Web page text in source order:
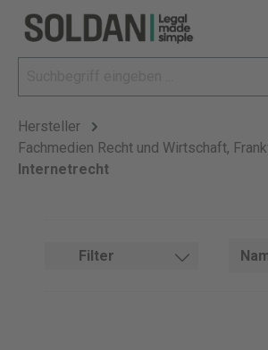
Hersteller
Fachmedien Recht und Wirtschaft,
Internetrecht
Filter